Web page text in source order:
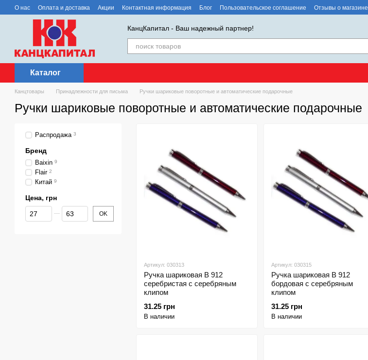
Перейти к основному контенту
О нас Оплата и доставка Акции Контактная информация Блог Пользовательское соглашение Отзывы о магазине
КанцКапитал - Ваш надежный партнер!
Каталог
Канцтовары Принадлежности для письма Ручки шариковые поворотные и автоматические подарочные
Ручки шариковые поворотные и автоматические подарочные
Артикул: 030313
Ручка шариковая В 912
серебристая с серебряным
клипом
31.25 грн
В наличии
Артикул: 030315
Ручка шариковая В 912
бордовая с серебряным
клипом
31.25 грн
В наличии
Распродажа 3
Бренд
Baixin 9
Flair 2
Китай 9
Цена, грн
От Цена, грн
До Цена, грн OK